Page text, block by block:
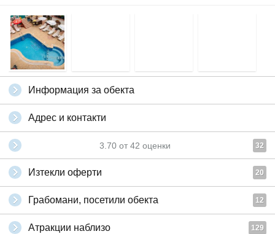
Информация за обекта
Адрес и контакти
3.70 от 42 оценки 32
Изтекли оферти 20
Грабомани, посетили обекта 12
Атракции наблизо 129